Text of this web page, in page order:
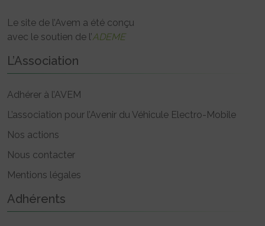
Le site de l’Avem a été conçu
avec le soutien de l’ADEME
L’Association
Adhérer à l’AVEM
L’association pour l’Avenir du Véhicule Electro-Mobile
Nos actions
Nous contacter
Mentions légales
Adhérents